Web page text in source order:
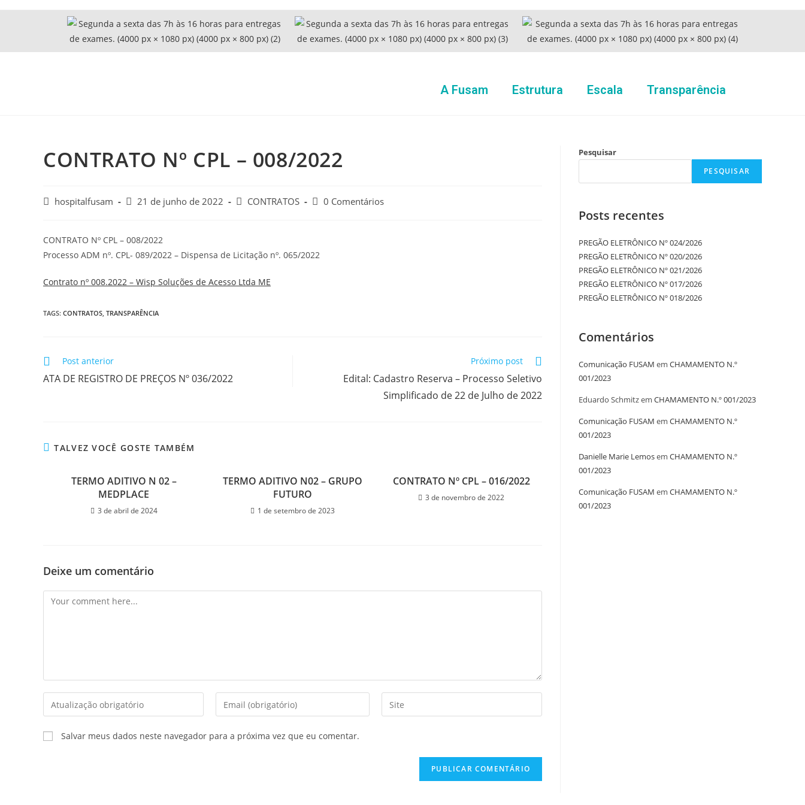
A Fusam Estrutura Escala Transparência
CONTRATO Nº CPL – 008/2022
hospitalfusam 21 de junho de 2022 CONTRATOS 0 Comentários
CONTRATO Nº CPL – 008/2022
Processo ADM nº. CPL- 089/2022 – Dispensa de Licitação nº. 065/2022
Contrato nº 008.2022 – Wisp Soluções de Acesso Ltda ME
TAGS: CONTRATOS, TRANSPARÊNCIA
Post anterior
ATA DE REGISTRO DE PREÇOS Nº 036/2022
Próximo post
Edital: Cadastro Reserva – Processo Seletivo
Simplificado de 22 de Julho de 2022
TALVEZ VOCÊ GOSTE TAMBÉM
TERMO ADITIVO N 02 –
MEDPLACE
3 de abril de 2024
TERMO ADITIVO N02 – GRUPO
FUTURO
1 de setembro de 2023
CONTRATO Nº CPL – 016/2022
3 de novembro de 2022
Deixe um comentário
Salvar meus dados neste navegador para a próxima vez que eu comentar.
Pesquisar
PESQUISAR
Posts recentes
PREGÃO ELETRÔNICO Nº 024/2026
PREGÃO ELETRÔNICO Nº 020/2026
PREGÃO ELETRÔNICO Nº 021/2026
PREGÃO ELETRÔNICO Nº 017/2026
PREGÃO ELETRÔNICO Nº 018/2026
Comentários
Comunicação FUSAM em CHAMAMENTO N.º
001/2023
Eduardo Schmitzem CHAMAMENTO N.º 001/2023
Comunicação FUSAM em CHAMAMENTO N.º
001/2023
Danielle Marie Lemosem CHAMAMENTO N.º
001/2023
Comunicação FUSAM em CHAMAMENTO N.º
001/2023